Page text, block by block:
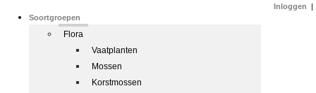
Soortgroepen
Flora
Vaatplanten
Mossen
Korstmossen
Inloggen |